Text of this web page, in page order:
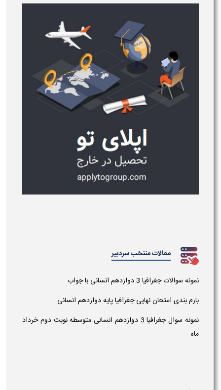
مقالات منتخب سردبیر
نمونه سوالات جغرافیا 3​ دوازدهم انسانی با جواب
بارم بندی امتحان نهایی جغرافیا پایه دوازدهم انسانی
نمونه سوال جغرافیا 3 دوازدهم انسانی متوسطه نوبت دوم خرداد
ماه